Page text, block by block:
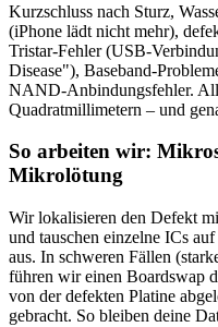
Kurzschluss nach Sturz,
(iPhone lädt nicht mehr),
Tristar-Fehler (USB-
Disease"), Baseband-
NAND-Anbindungsfehler. All
Quadratmillimetern – und
So arbeiten wir:
Mikrolötung
Wir lokalisieren den Defekt
und tauschen einzelne ICs
aus. In schweren Fällen
führen wir einen Boardswap
von der defekten Platine
gebracht. So bleiben deine